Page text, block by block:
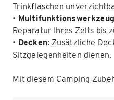
Trinkflaschen
•
Reparatur Ihres Zelts bis
• Decken: Zusätzliche
Sitzgelegenheiten dienen.
Mit diesem Camping